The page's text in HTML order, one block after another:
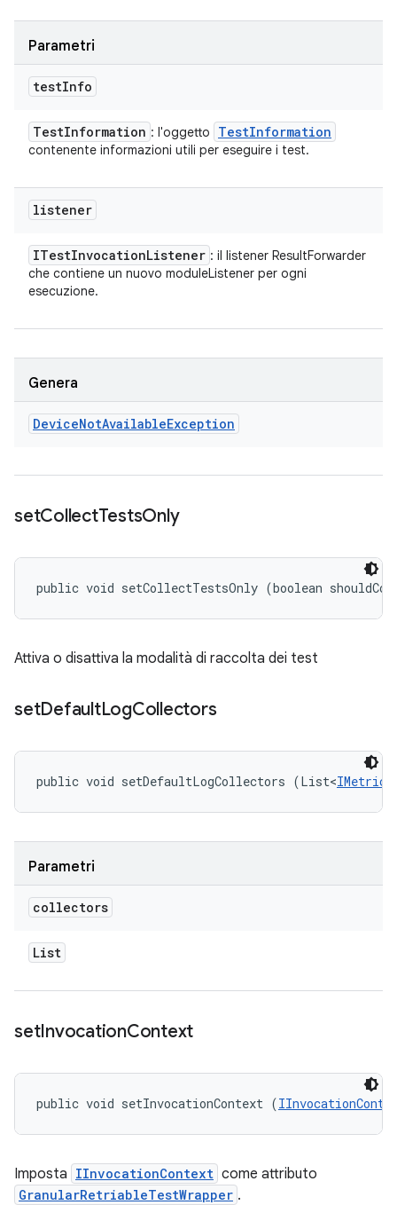
Parametri
testInfo
TestInformation : l'oggetto TestInformation
contenente informazioni utili per eseguire i test.
listener
ITestInvocationListener : il listener ResultForwarder
che contiene un nuovo moduleListener per ogni
esecuzione.
Genera
DeviceNotAvailableException
setCollectTestsOnly
public void setCollectTestsOnly (boolean
Attiva o disattiva la modalità di raccolta dei test
setDefaultLogCollectors
public void setDefaultLogCollectors (List<
Parametri
collectors
List
setInvocationContext
public void setInvocationContext (
Imposta IInvocationContext come attributo
GranularRetriableTestWrapper .